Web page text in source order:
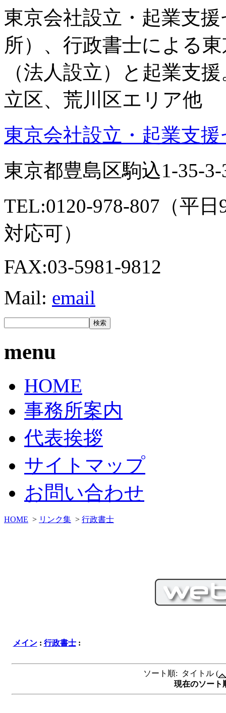
東京会社設立・起業支
所）、行政書士による
（法人設立）と起業支
立区、荒川区エリア他
東京会社設立・起業支
東京都豊島区駒込1-35-3-
TEL:0120-978-807（平
対応可）
FAX:03-5981-9812
Mail: email
menu
HOME
事務所案内
代表挨拶
サイトマップ
お問い合わせ
HOME > リンク集 > 行政書士
メイン: 行政書士:
ソート順: タイトル (
現在のソート